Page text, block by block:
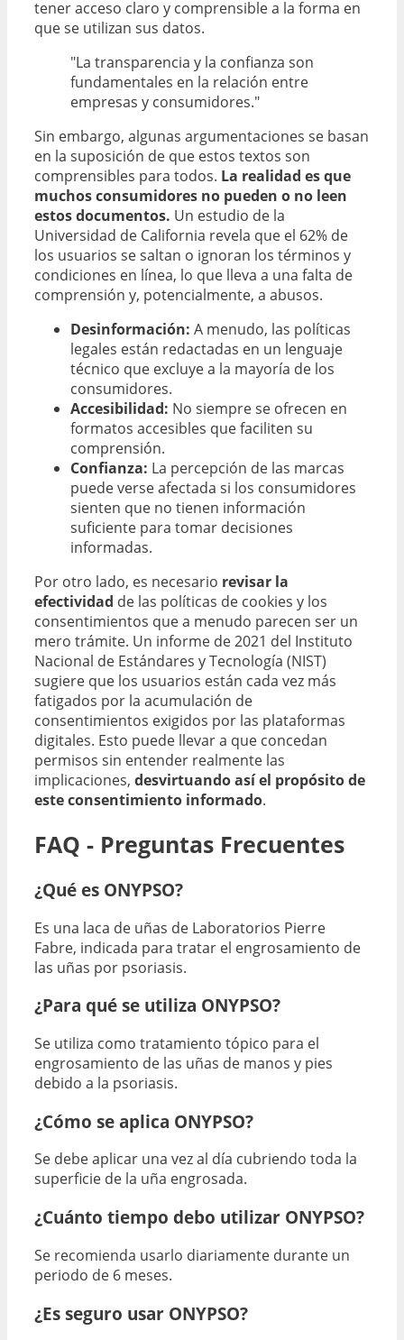
tener acceso claro y comprensible a la forma en
que se utilizan sus datos.
"La transparencia y la confianza son
fundamentales en la relación entre
empresas y consumidores."
Sin embargo, algunas argumentaciones se basan
en la suposición de que estos textos son
comprensibles para todos. La realidad es que
muchos consumidores no pueden o no leen
estos documentos. Un estudio de la
Universidad de California revela que el 62% de
los usuarios se saltan o ignoran los términos y
condiciones en línea, lo que lleva a una falta de
comprensión y, potencialmente, a abusos.
Desinformación: A menudo, las políticas
legales están redactadas en un lenguaje
técnico que excluye a la mayoría de los
consumidores.
Accesibilidad: No siempre se ofrecen en
formatos accesibles que faciliten su
comprensión.
Confianza: La percepción de las marcas
puede verse afectada si los consumidores
sienten que no tienen información
suficiente para tomar decisiones
informadas.
Por otro lado, es necesario revisar la
efectividad de las políticas de cookies y los
consentimientos que a menudo parecen ser un
mero trámite. Un informe de 2021 del Instituto
Nacional de Estándares y Tecnología (NIST)
sugiere que los usuarios están cada vez más
fatigados por la acumulación de
consentimientos exigidos por las plataformas
digitales. Esto puede llevar a que concedan
permisos sin entender realmente las
implicaciones, desvirtuando así el propósito de
este consentimiento informado.
FAQ - Preguntas Frecuentes
¿Qué es ONYPSO?
Es una laca de uñas de Laboratorios Pierre
Fabre, indicada para tratar el engrosamiento de
las uñas por psoriasis.
¿Para qué se utiliza ONYPSO?
Se utiliza como tratamiento tópico para el
engrosamiento de las uñas de manos y pies
debido a la psoriasis.
¿Cómo se aplica ONYPSO?
Se debe aplicar una vez al día cubriendo toda la
superficie de la uña engrosada.
¿Cuánto tiempo debo utilizar ONYPSO?
Se recomienda usarlo diariamente durante un
periodo de 6 meses.
¿Es seguro usar ONYPSO?